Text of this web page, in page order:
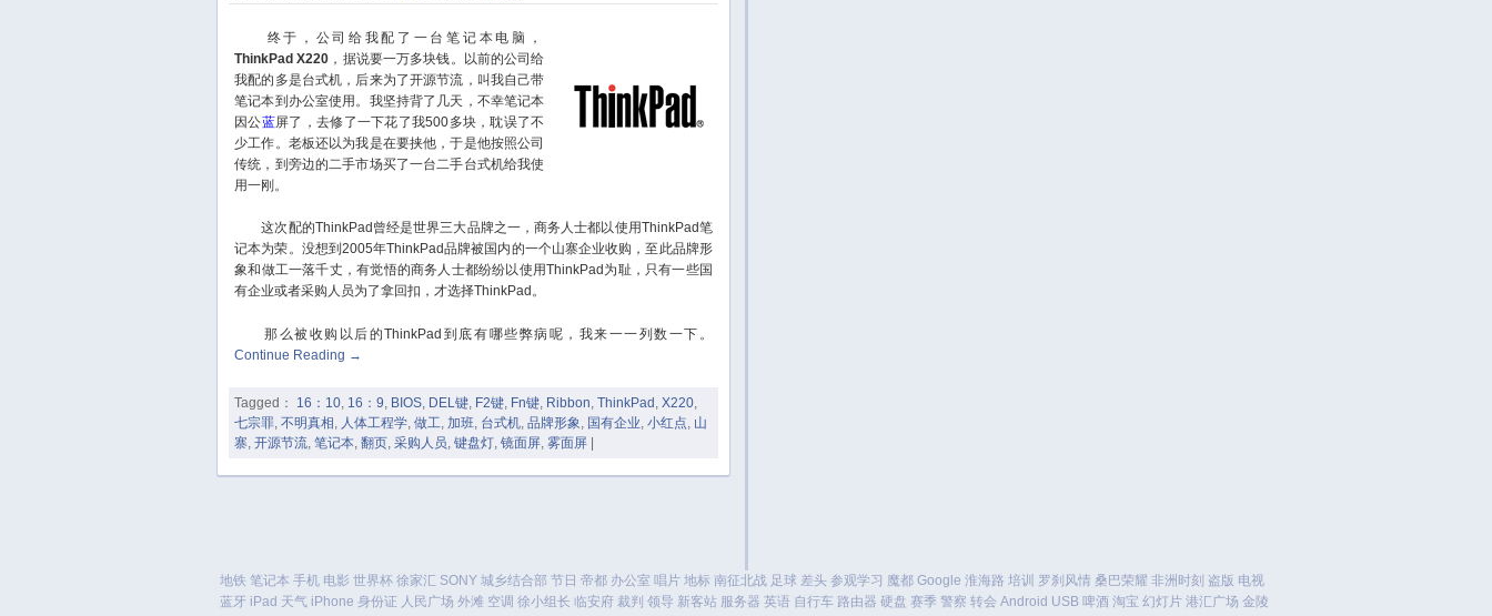
终于，公司给我配了一台笔记本电脑，
ThinkPad X220 ，据说要一万多块钱。以前的公司给
我配的多是台式机，后来为了开源节流，叫我自己带
笔记本到办公室使用。我坚持背了几天，不幸笔记本
因公蓝屏了，去修了一下花了我500多块，耽误了不
少工作。老板还以为我是在要挟他，于是他按照公司
传统，到旁边的二手市场买了一台二手台式机给我使
用一刚。
这次配的ThinkPad曾经是世界三大品牌之一，商务人士都以使用ThinkPad笔
记本为荣。没想到2005年ThinkPad品牌被国内的一个山寨企业收购，至此品牌形
象和做工一落千丈，有觉悟的商务人士都纷纷以使用ThinkPad为耻，只有一些国
有企业或者采购人员为了拿回扣，才选择ThinkPad。
那么被收购以后的ThinkPad到底有哪些弊病呢，我来一一列数一下。
Continue Reading →
Tagged： 16：10, 16：9, BIOS, DEL键, F2键, Fn键, Ribbon, ThinkPad , X220,
七宗罪, 不明真相, 人体工程学, 做工, 加班, 台式机, 品牌形象, 国有企业, 小红点, 山
寨, 开源节流, 笔记本, 翻页, 采购人员, 键盘灯, 镜面屏, 雾面屏
地铁 笔记本 手机 电影 世界杯 徐家汇 SONY 城乡结合部 节日 帝都 办公室 唱片 地标 南征北战 足球 差头 参观学习 魔都 Google 淮海路 培训 罗刹风情 桑巴荣耀 非洲时刻 盗版 电视
蓝牙 iPad 天气 iPhone 身份证 人民广场 外滩 空调 徐小组长 临安府 裁判 领导 新客站 服务器 英语 自行车 路由器 硬盘 赛季 警察 转会 Android USB 啤酒 淘宝 幻灯片 港汇广场 金陵